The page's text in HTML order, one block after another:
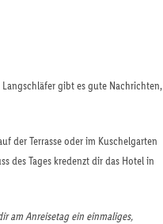
gibt es gute Nachrichten,
der Terrasse oder im Kuschelgarten
des Tages kredenzt dir das Hotel in
am Anreisetag ein einmaliges,